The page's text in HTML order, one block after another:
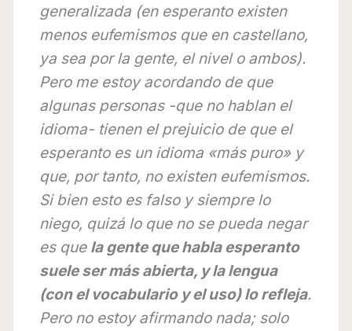
generalizada (en esperanto existen
menos eufemismos que en castellano,
ya sea por la gente, el nivel o ambos).
Pero me estoy acordando de que
algunas personas -que no hablan el
idioma- tienen el prejuicio de que el
esperanto es un idioma «más puro» y
que, por tanto, no existen eufemismos.
Si bien esto es falso y siempre lo
niego, quizá lo que no se pueda negar
es que la gente que habla esperanto
suele ser más abierta, y la lengua
(con el vocabulario y el uso) lo refleja.
Pero no estoy afirmando nada; solo